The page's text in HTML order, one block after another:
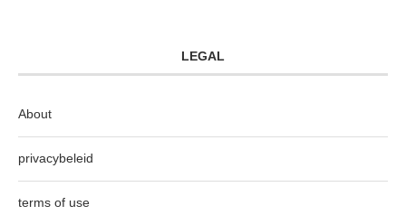
LEGAL
About
privacybeleid
terms of use